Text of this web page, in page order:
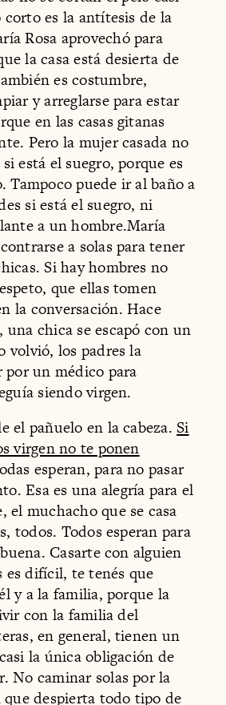
es la antítesis de la
Rosa aprovechó para
la casa está desierta de
es costumbre,
y arreglarse para estar
en las casas gitanas
Pero la mujer casada no
está el suegro, porque es
Tampoco puede ir al baño a
si está el suegro, ni
a un hombre.María
a solas para tener
Si hay hombres no
que ellas tomen
la conversación. Hace
chica se escapó con un
volvió, los padres la
un médico para
siendo virgen.
el pañuelo en la cabeza. Si
virgen no te ponen
esperan, para no pasar
Esa es una alegría para el
el muchacho que se casa
todos. Todos esperan para
Casarte con alguien
es difícil, te tenés que
y a la familia, porque la
con la familia del
en general, tienen un
la única obligación de
No caminar solas por la
despierta todo tipo de